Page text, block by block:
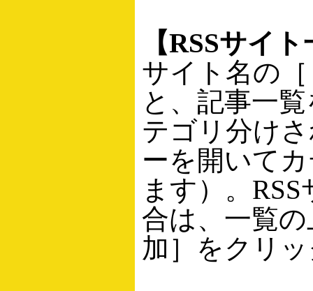
【RSSサイ
サイト名の
と、記事一
テゴリ分け
ーを開いて
ます）。
合は、一覧
加］をクリ